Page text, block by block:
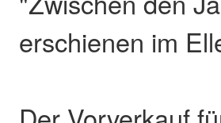
erschienen im